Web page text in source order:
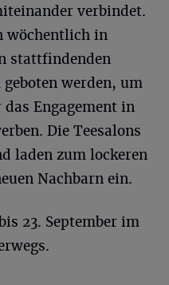
verbindet.
wöchentlich in
stattfindenden
werden, um
Engagement in
Die Teesalons
laden zum lockeren
Nachbarn ein.
23. September im